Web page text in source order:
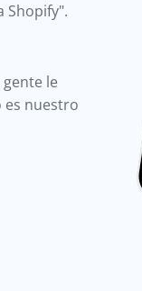
Shopify".
le
es nuestro